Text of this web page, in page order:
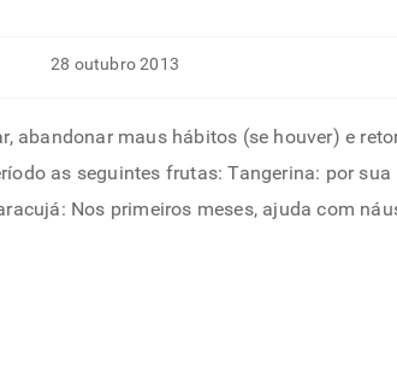
28 outubro 2013
abandonar maus hábitos (se houver) e
as seguintes frutas: Tangerina: por
Nos primeiros meses, ajuda com